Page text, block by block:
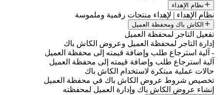
نظام الإهداء
نظام الإهداء | لإهداء منتجات رقمية وملموسة
الكاش باك ومحفظة العميل
تفعيل التاجر لمحفظة العميل
إدارة التاجر لمحفظة العميل وعروض الكاش باك
- آلية استرجاع طلب وإضافة قيمته إلى محفظة العميل
آلية استرجاع طلب وإضافة قيمته إلى محفظة العميل
حالات عملية مبتكرة لاستخدام الكاش باك
تخصيص شروط عروض الكاش باك في محفظة العميل
إنشاء عروض الكاش باك وإدارة العميل لمحفظته